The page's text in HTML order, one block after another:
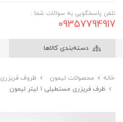
تلفن پاسخگویی به سوالات شما :
09357794917
دسته‌بندی کالاها
خانه محصولات لیمون
ظروف فریزری
ظرف فریزری مستطیلی 1 لیتر لیمون